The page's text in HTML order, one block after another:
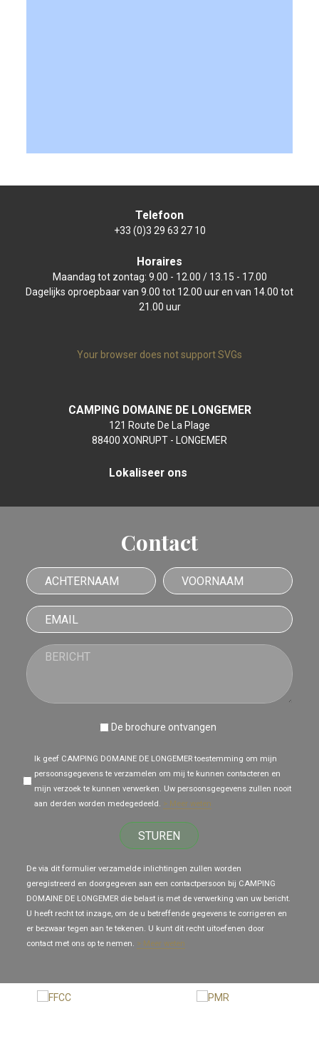
Telefoon
+33 (0)3 29 63 27 10
Horaires
Maandag tot zontag: 9.00 - 12.00 / 13.15 - 17.00
Dagelijks oproepbaar van 9.00 tot 12.00 uur en van 14.00 tot
21.00 uur
Your browser does not support SVGs
CAMPING DOMAINE DE LONGEMER
121 Route De La Plage
88400 XONRUPT - LONGEMER
Lokaliseer ons
Contact
Achternaam Voornaam
Email
Bericht
De brochure ontvangen
Ik geef CAMPING DOMAINE DE LONGEMER toestemming om mijn
persoonsgegevens te verzamelen om mij te kunnen contacteren en
mijn verzoek te kunnen verwerken. Uw persoonsgegevens zullen nooit
aan derden worden medegedeeld. > Meer weten
STUREN
De via dit formulier verzamelde inlichtingen zullen worden
geregistreerd en doorgegeven aan een contactpersoon bij CAMPING
DOMAINE DE LONGEMER die belast is met de verwerking van uw bericht.
U heeft recht tot inzage, om de u betreffende gegevens te corrigeren en
er bezwaar tegen aan te tekenen. U kunt dit recht uitoefenen door
contact met ons op te nemen. > Meer weten